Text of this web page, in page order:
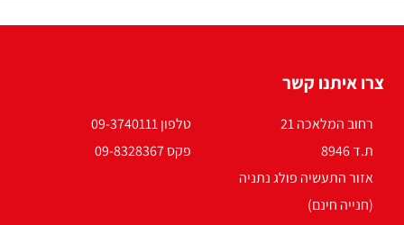
צרו איתנו קשר
רחוב המלאכה 21
ת.ד 8946
אזור התעשיה פולג נתניה
(חנייה חינם)
טלפון 09-3740111
פקס 09-8328367